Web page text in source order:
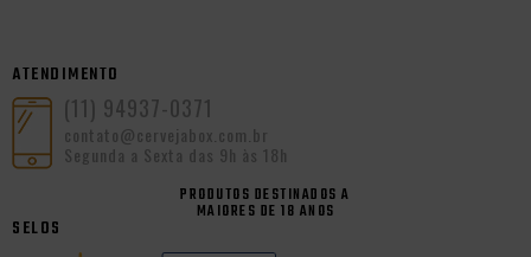
ATENDIMENTO
(11) 94937-0371
contato@cervejabox.com.br
Segunda a Sexta das 9h às 18h
PRODUTOS DESTINADOS A
MAIORES DE 18 ANOS
SELOS